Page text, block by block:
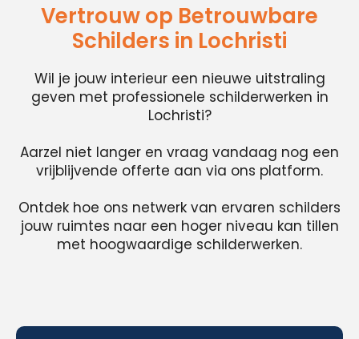
Vertrouw op Betrouwbare
Schilders in Lochristi
Wil je jouw interieur een nieuwe uitstraling
geven met professionele schilderwerken in
Lochristi?
Aarzel niet langer en vraag vandaag nog een
vrijblijvende offerte aan via ons platform.
Ontdek hoe ons netwerk van ervaren schilders
jouw ruimtes naar een hoger niveau kan tillen
met hoogwaardige schilderwerken.